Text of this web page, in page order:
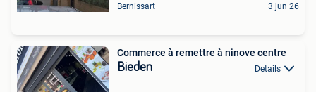
Bernissart 3 jun 26
Commerce à remettre à ninove centre
Bieden Details